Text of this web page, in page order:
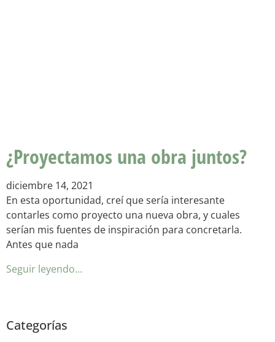
¿Proyectamos una obra juntos?
diciembre 14, 2021
En esta oportunidad, creí que sería interesante
contarles como proyecto una nueva obra, y cuales
serían mis fuentes de inspiración para concretarla.
Antes que nada
Seguir leyendo...
Categorías